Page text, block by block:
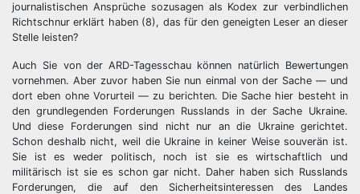
journalistischen Ansprüche sozusagen als Kodex zur verbindlichen
Richtschnur erklärt haben (8), das für den geneigten Leser an dieser
Stelle leisten?
Auch Sie von der ARD-Tagesschau können natürlich Bewertungen
vornehmen. Aber zuvor haben Sie nun einmal von der Sache — und
dort eben ohne Vorurteil — zu berichten. Die Sache hier besteht in
den grundlegenden Forderungen Russlands in der Sache Ukraine.
Und diese Forderungen sind nicht nur an die Ukraine gerichtet.
Schon deshalb nicht, weil die Ukraine in keiner Weise souverän ist.
Sie ist es weder politisch, noch ist sie es wirtschaftlich und
militärisch ist sie es schon gar nicht. Daher haben sich Russlands
Forderungen, die auf den Sicherheitsinteressen des Landes